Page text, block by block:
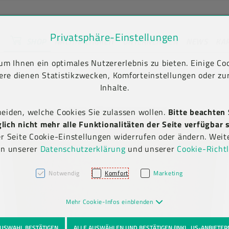
springen [AK + 2]
[AK + 5]
NACHHALTIGKEIT UNTERNEHMEN
Produkt-Detailansicht
Privatsphäre-Einstellungen
Ihnen ein optimales Nutzererlebnis zu bieten. Einige
dienen Statistikzwecken, Komforteinstellungen oder
Inhalte.
welche Cookies Sie zulassen wollen. Bitte
nicht mehr alle Funktionalitäten der Seite verfügbar
Seite Cookie-Einstellungen widerrufen oder ändern.
unserer Datenschutzerklärung und unserer Cookie-
Notwendig Komfort Marketing
Mehr Cookie-Infos einblenden